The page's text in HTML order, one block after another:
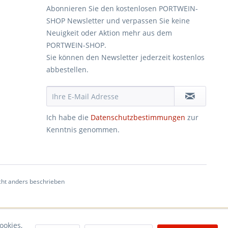
Abonnieren Sie den kostenlosen PORTWEIN-
SHOP Newsletter und verpassen Sie keine
Neuigkeit oder Aktion mehr aus dem
PORTWEIN-SHOP.
Sie können den Newsletter jederzeit kostenlos
abbestellen.
Ich habe die Datenschutzbestimmungen zur
Kenntnis genommen.
anders beschrieben